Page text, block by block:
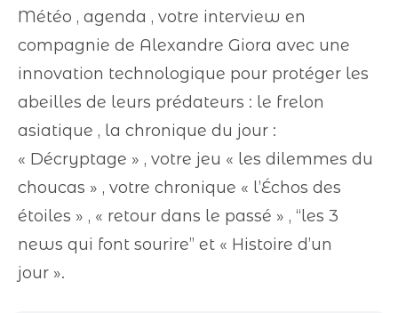
Météo , agenda , votre interview en
compagnie de Alexandre Giora avec une
innovation technologique pour protéger les
abeilles de leurs prédateurs : le frelon
asiatique , la chronique du jour :
« Décryptage » , votre jeu « les dilemmes du
choucas » , votre chronique « l’Échos des
étoiles » , « retour dans le passé » , “les 3
news qui font sourire” et « Histoire d’un
jour ».